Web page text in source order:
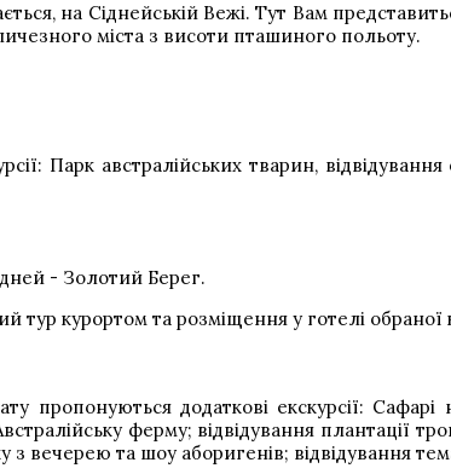
на Сіднейській Вежі. Тут Вам
міста з висоти пташиного польоту.
Парк австралійських тварин,
- Золотий Берег.
тур курортом та розміщення у готелі обраної
пропонуються додаткові екскурсії:
ферму; відвідування плантації
з вечерею та шоу аборигенів; відвідування